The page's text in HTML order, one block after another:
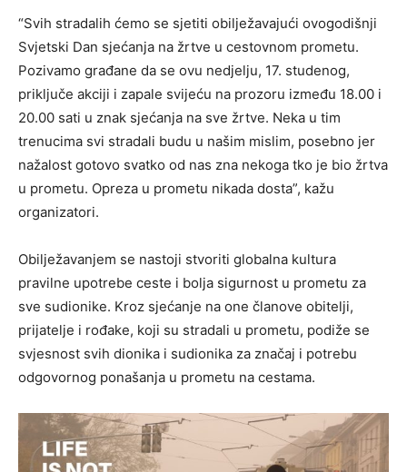
“Svih stradalih ćemo se sjetiti obilježavajući ovogodišnji
Svjetski Dan sjećanja na žrtve u cestovnom prometu.
Pozivamo građane da se ovu nedjelju, 17. studenog,
priključe akciji i zapale svijeću na prozoru između 18.00 i
20.00 sati u znak sjećanja na sve žrtve. Neka u tim
trenucima svi stradali budu u našim mislim, posebno jer
nažalost gotovo svatko od nas zna nekoga tko je bio žrtva
u prometu. Opreza u prometu nikada dosta”, kažu
organizatori.
Obilježavanjem se nastoji stvoriti globalna kultura
pravilne upotrebe ceste i bolja sigurnost u prometu za
sve sudionike. Kroz sjećanje na one članove obitelji,
prijatelje i rođake, koji su stradali u prometu, podiže se
svjesnost svih dionika i sudionika za značaj i potrebu
odgovornog ponašanja u prometu na cestama.